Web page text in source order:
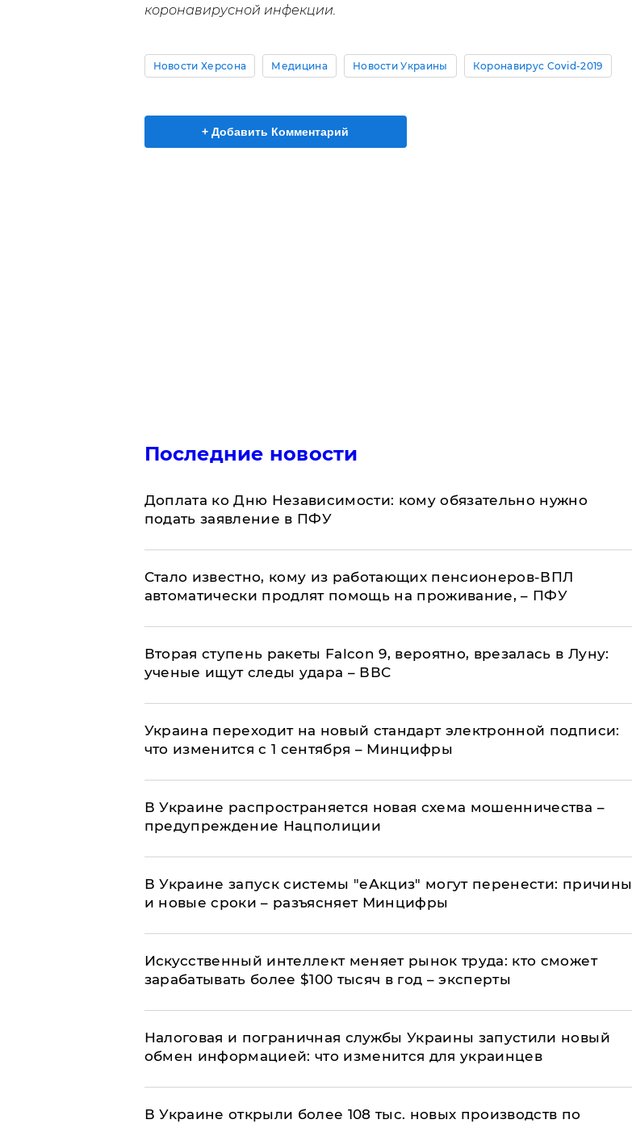
коронавирусной инфекции.
Новости Херсона Медицина Новости Украины Коронавирус Covid-2019
+ Добавить Комментарий
Последние новости
Доплата ко Дню Независимости: кому обязательно нужно
подать заявление в ПФУ
Стало известно, кому из работающих пенсионеров-ВПЛ
автоматически продлят помощь на проживание, – ПФУ
Вторая ступень ракеты Falcon 9, вероятно, врезалась в Луну:
ученые ищут следы удара – ВВС
Украина переходит на новый стандарт электронной подписи:
что изменится с 1 сентября – Минцифры
В Украине распространяется новая схема мошенничества –
предупреждение Нацполиции
В Украине запуск системы "еАкциз" могут перенести: причины
и новые сроки – разъясняет Минцифры
Искусственный интеллект меняет рынок труда: кто сможет
зарабатывать более $100 тысяч в год – эксперты
Налоговая и пограничная службы Украины запустили новый
обмен информацией: что изменится для украинцев
В Украине открыли более 108 тыс. новых производств по